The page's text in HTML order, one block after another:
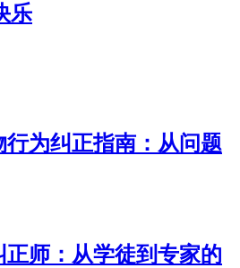
乐
为纠正指南：从问题
师：从学徒到专家的